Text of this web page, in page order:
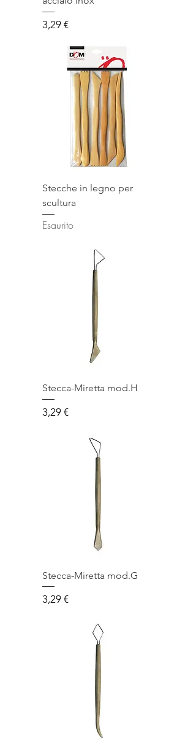
Prezzo
3,29 €
Stecche in legno per
scultura
Esaurito
Stecca-Miretta mod.H
Prezzo
3,29 €
Stecca-Miretta mod.G
Prezzo
3,29 €